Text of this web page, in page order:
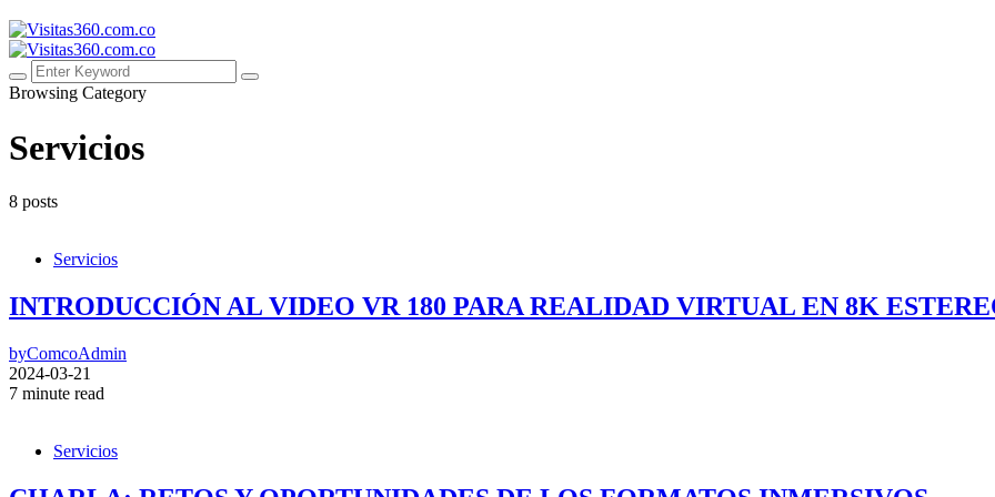
Browsing Category
Servicios
8 posts
Servicios
INTRODUCCIÓN AL VIDEO VR 180 PARA REALIDAD VIRTUAL EN 8K
byComcoAdmin
2024-03-21
7 minute read
Servicios